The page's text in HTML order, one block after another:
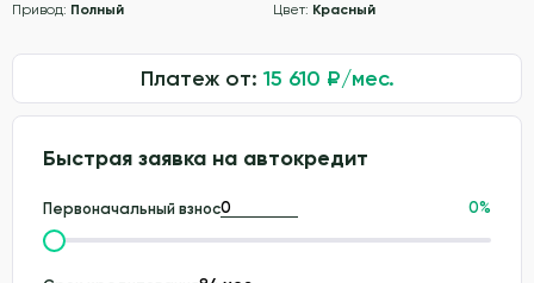
Привод: Полный Цвет: Красный
Платеж от: 15 610 ₽/мес.
Быстрая заявка на автокредит
Первоначальный взнос 0%